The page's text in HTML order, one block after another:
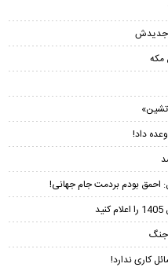
جدیدش
مکه
داد!
احمق بودم بردمت جام جهانی!
جنگ
کاری ندارد!